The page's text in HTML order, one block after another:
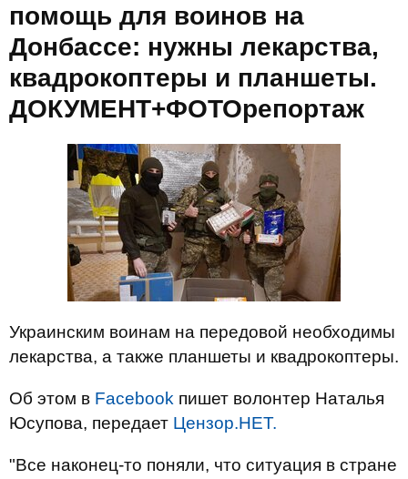
помощь для воинов на
Донбассе: нужны лекарства,
квадрокоптеры и планшеты.
ДОКУМЕНТ+ФОТОрепортаж
Украинским воинам на передовой необходимы
лекарства, а также планшеты и квадрокоптеры.
Об этом в Facebook пишет волонтер Наталья
Юсупова, передает Цензор.НЕТ.
"Все наконец-то поняли, что ситуация в стране